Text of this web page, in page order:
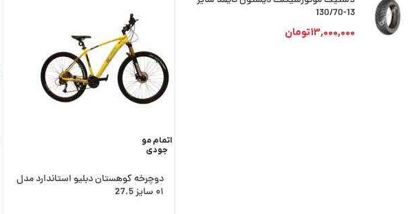
13-130/70
13,000,000تومان
اتمام مو
جودی
دوچرخه کوهستان دبلیو استاندارد مدل
۰۱ سایز 27.5